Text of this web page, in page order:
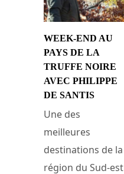
WEEK-END AU
PAYS DE LA
TRUFFE NOIRE
AVEC PHILIPPE
DE SANTIS
Une des
meilleures
destinations de la
région du Sud-est